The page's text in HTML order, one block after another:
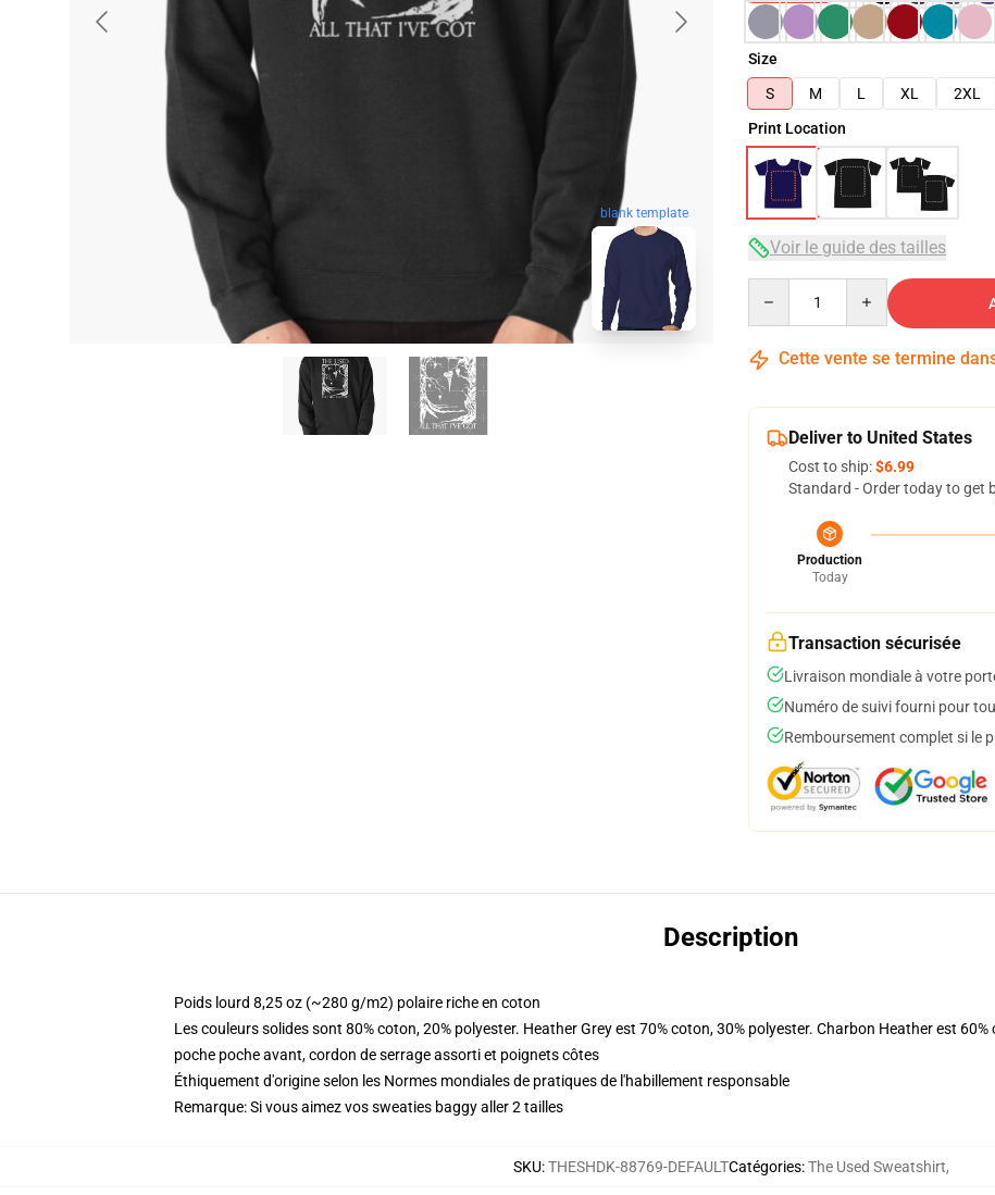
blank template
Size
S
M L XL 2XL
Print Location
Voir le guide des tailles
Cette vente se termine
Deliver to United States
Cost to ship:$6.99
Standard - Order today to get
Production
Today
Transaction sécurisée
Livraison mondiale à votre
Numéro de suivi fourni pour
Remboursement complet si le
Description
Poids lourd 8,25 oz (~280 g/m2) polaire riche en coton
Les couleurs solides sont 80% coton, 20% polyester. Heather Grey est 70% coton, 30% polyester. Charbon Heather est
poche poche avant, cordon de serrage assorti et poignets côtes
Éthiquement d'origine selon les Normes mondiales de pratiques de l'habillement responsable
Remarque: Si vous aimez vos sweaties baggy aller 2 tailles
SKU:THESHDK-88769-DEFAULTCatégories:The Used Sweatshirt,